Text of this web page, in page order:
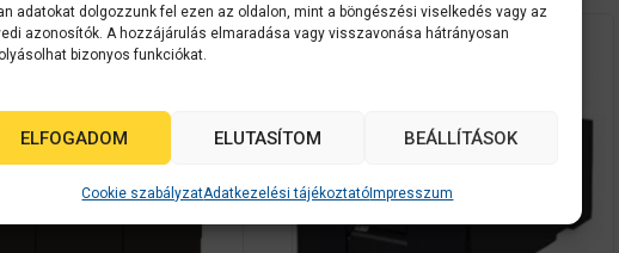
adatokat dolgozzunk fel ezen az oldalon, mint a böngészési viselkedés vagy az
azonosítók. A hozzájárulás elmaradása vagy visszavonása hátrányosan
bizonyos funkciókat.
ELFOGADOM ELUTASÍTOM BEÁLLÍTÁSOK
Cookie szabályzatAdatkezelési tájékoztató Impresszum
ÁRGARANCI